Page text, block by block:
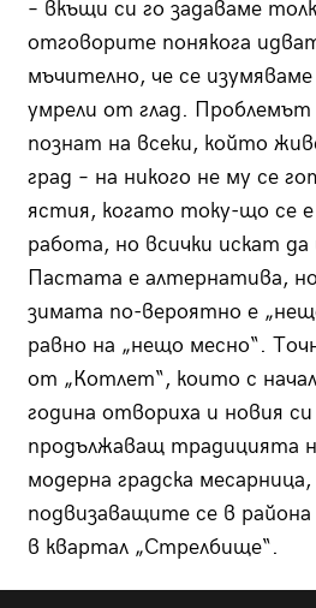
– вкъщи си го задаваме
отговорите понякога
мъчително, че се изумяваме
умрели от глад. Проблемът
познат на всеки, който
град – на никого не му се
ястия, когато току-що се
работа, но всички искат да
Пастата е алтернатива,
зимата по-вероятно е
равно на „нещо месно“.
от „Котлет“, които с
година отвориха и новия
продължаващ традицията
модерна градска
подвизаващите се в
в квартал „Стрелбище“.